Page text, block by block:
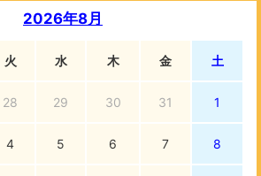
2026年8月
火 水 木 金 土
28 29 30 31 1
4 5 6 7 8